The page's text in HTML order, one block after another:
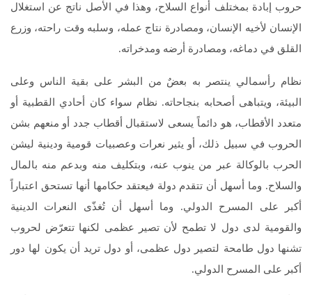
حروب إبادة بمختلف أنواع السلاح، وهذا في الأصل ناتج عن استغلال
الإنسان لأخيه الإنسان، ومصادرة نتاج عمله، وسلبه وقت راحته، وزرع
القلق في دماغه، ومصادرة أرضه ومدخراته.
نظام رأسمالي ينتصر به بعضٌ من البشر على بقية الناس وعلى
البيئة، ويتباهى أصحابه بنجاحاته. نظام سواء كان أحادي القطبية أو
متعدد الأقطاب، هو دائماً يسعى لاستقبال أقطاب جدد أو منعهم بشن
الحروب في سبيل ذلك، أو يثير نعرات وعصبيات قومية ودينية ليشن
الحرب بالوكالة عبر من ينوب عنه، وبتكليف منه وبدعم منه بالمال
والسلاح. وما أسهل أن تتقدم دولة فيعتقد حكامها أنها تستحق اعتباراً
أكبر على المسرح الدولي. وما أسهل أن تُغذّى النعرات الدينية
والقومية لدى دول لا تطمح لأن تصير عظمى لكنها تتعرّض لحروب
تشنها دول طامحة لتصير دول عظمى، أو دول تريد أن يكون لها دور
أكبر على المسرح الدولي.